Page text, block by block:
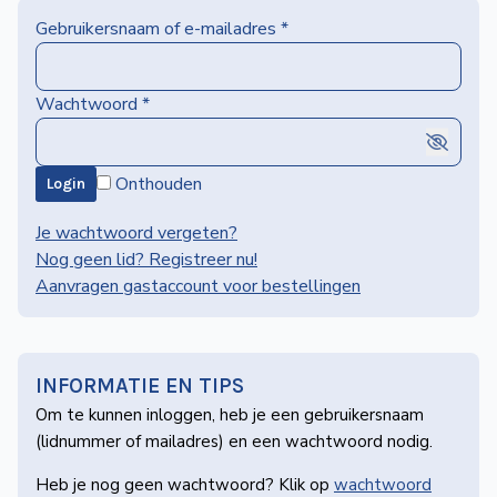
Excursies
Actueel
Ons
aanbod
Over
NVBS
Wegwijzer
NVBS
Gebruikersnaam of e-mailadres *
Wachtwoord *
Login
Onthouden
Je wachtwoord vergeten?
Nog geen lid? Registreer nu!
Aanvragen gastaccount voor bestellingen
INFORMATIE EN TIPS
Om te kunnen inloggen, heb je een gebruikers­naam
(lidnummer of mailadres) en een wachtwoord nodig.
Heb je nog geen wachtwoord? Klik op wachtwoord